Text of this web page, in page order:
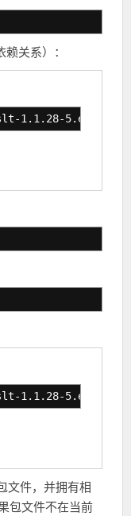
关系）：
1.1.28-
1.1.28-
文件，并拥有相
包文件不在当前